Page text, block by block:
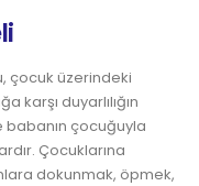
çocuk üzerindeki
karşı duyarlılığın
babanın çocuğuyla
Çocuklarına
dokunmak, öpmek,